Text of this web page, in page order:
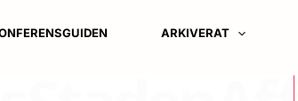
ARKIVERAT